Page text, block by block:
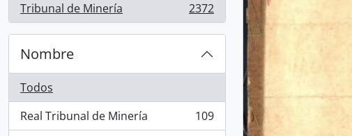
Tribunal de Minería
, 2372 resultados 2372
Nombre
Todos
Real Tribunal de Minería
, 109 resultados
109